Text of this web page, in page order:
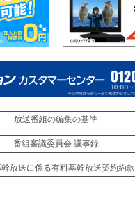
放送番組の編集の基準
番組審議委員会 議事録
放送に係る有料基幹放送契約約款